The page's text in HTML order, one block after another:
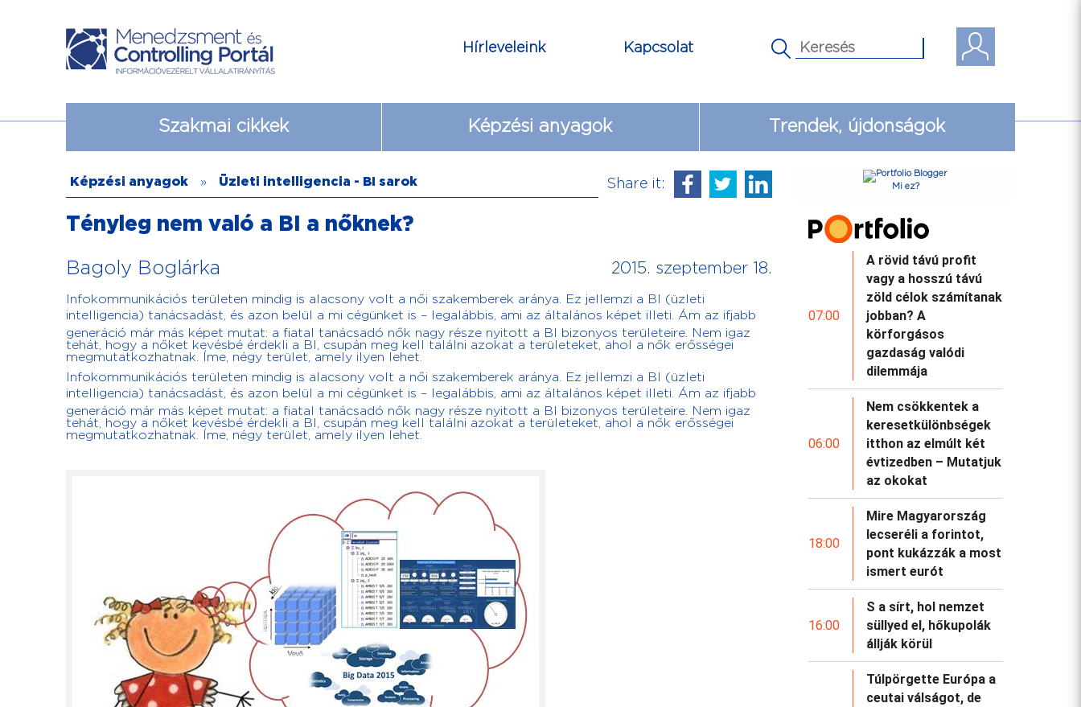
Kapcsolat
Hírleveleink
Szakmai cikkek Képzési anyagok Trendek, újdonságok
Képzési anyagok » Üzleti intelligencia - BI sarok Share it:
Tényleg nem való a BI a nőknek?
Bagoly Boglárka 2015. szeptember 18.
Infokommunikációs területen mindig is alacsony volt a női szakemberek aránya. Ez jellemzi a BI (üzleti
intelligencia) tanácsadást, és azon belül a mi cégünket is – legalábbis, ami az általános képet illeti. Ám az ifjabb
generáció már más képet mutat: a fiatal tanácsadó nők nagy része nyitott a BI bizonyos területeire. Nem igaz
tehát, hogy a nőket kevésbé érdekli a BI, csupán meg kell találni azokat a területeket, ahol a nők erősségei
megmutatkozhatnak. Íme, négy terület, amely ilyen lehet.
Infokommunikációs területen mindig is alacsony volt a női szakemberek aránya. Ez jellemzi a BI (üzleti
intelligencia) tanácsadást, és azon belül a mi cégünket is – legalábbis, ami az általános képet illeti. Ám az ifjabb
generáció már más képet mutat: a fiatal tanácsadó nők nagy része nyitott a BI bizonyos területeire. Nem igaz
tehát, hogy a nőket kevésbé érdekli a BI, csupán meg kell találni azokat a területeket, ahol a nők erősségei
megmutatkozhatnak. Íme, négy terület, amely ilyen lehet.
Mi ez?
07:00
A rövid távú profit
vagy a hosszú távú
zöld célok számítanak
jobban? A
körforgásos
gazdaság valódi
dilemmája
06:00
Nem csökkentek a
keresetkülönbségek
itthon az elmúlt két
évtizedben – Mutatjuk
az okokat
18:00
Mire Magyarország
lecseréli a forintot,
pont kukázzák a most
ismert eurót
16:00
S a sírt, hol nemzet
süllyed el, hőkupolák
állják körül
Túlpörgette Európa a
ceutai válságot, de